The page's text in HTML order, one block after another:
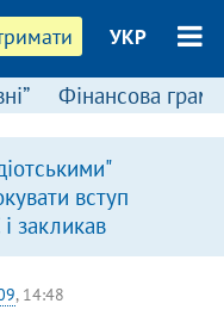
УКР
Фінансова
вступ
закликав
, 14:48